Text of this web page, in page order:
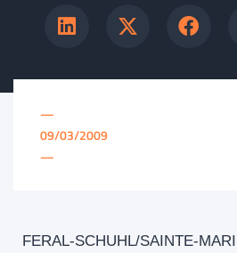
—
09/03/2009
—
FERAL-SCHUHL/SAINTE-